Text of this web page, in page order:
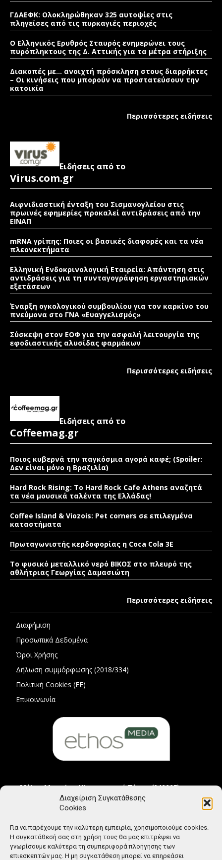
Διαχείριση Συγκατάθεσης
Cookies
Για να παρέχουμε την καλύτερη εμπειρία, χρησιμοποιούμε cookies.
Η συγκατάθεσή σας στη χρήση τους θα μας επιτρέψει να
γνωρίσουμε καλύτερα τη συμπεριφορά πλοήγησης των
επιεσκεπτών μας. Η μη συγκατάθεση μπορεί να επηρεάσει
ΓΔΑΕΦΚ: Ολοκληρώθηκαν 325 αυτοψίες στις
πληγείσες από τις πυρκαγιές περιοχές
Ο Ελληνικός Ερυθρός Σταυρός ενημερώνει τους
πυρόπληκτους της Δ. Αττικής για τα μέτρα στήριξης
Διακοπές με… ανοιχτή πρόσκληση στους διαρρήκτες
– Οι κινήσεις που μπορούν να προστατεύσουν την
κατοικία
Περισσότερες ειδήσεις
Ειδήσεις από το
Virus.com.gr
Αιφνιδιαστική ένταξη του Σισμανογλείου στις
πρωινές εφημερίες προκαλεί αντιδράσεις από την
ΕΙΝΑΠ
mRNA γρίπης: Ποιες οι βασικές διαφορές και τα νέα
πλεονεκτήματα
Ελληνική Ενδοκρινολογική Εταιρεία: Απάντηση στις
αντιδράσεις για τη συνταγογράφηση εργαστηριακών
εξετάσεων
Έναρξη ογκολογικού συμβουλίου για τον καρκίνο του
πνεύμονα στο ΓΝΑ «Ευαγγελισμός»
Σύσκεψη στον ΕΟΦ για την ασφαλή λειτουργία της
εφοδιαστικής αλυσίδας φαρμάκων
Περισσότερες ειδήσεις
Ειδήσεις από το
Coffeemag.gr
Ποιος κυβερνά την παγκόσμια αγορά καφέ; (Spoiler:
Δεν είναι μόνο η Βραζιλία)
Hard Rock Rising: Το Hard Rock Cafe Athens αναζητά
τα νέα μουσικά ταλέντα της Ελλάδας!
Coffee Island & Viozois: Pet corners σε επιλεγμένα
καταστήματα
Πρωταγωνιστής κερδοφορίας η Coca Cola 3E
Το φυσικό μεταλλικό νερό ΒΙΚΟΣ στο πλευρό της
αθλήτριας Γεωργίας Δαμασιώτη
Περισσότερες ειδήσεις
Διαφήμιση
Προσωπικά Δεδομένα
Όροι Χρήσης
Δήλωση συμμόρφωσης (2018/334)
Πολιτική Cookies (ΕΕ)
Επικοινωνία
Μέλος Μητρώου Ηλεκτρονικού Τύπου (242225)